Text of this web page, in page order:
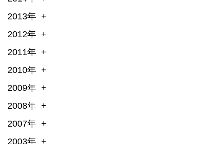
2013年
2012年
2011年
2010年
2009年
2008年
2007年
2003年